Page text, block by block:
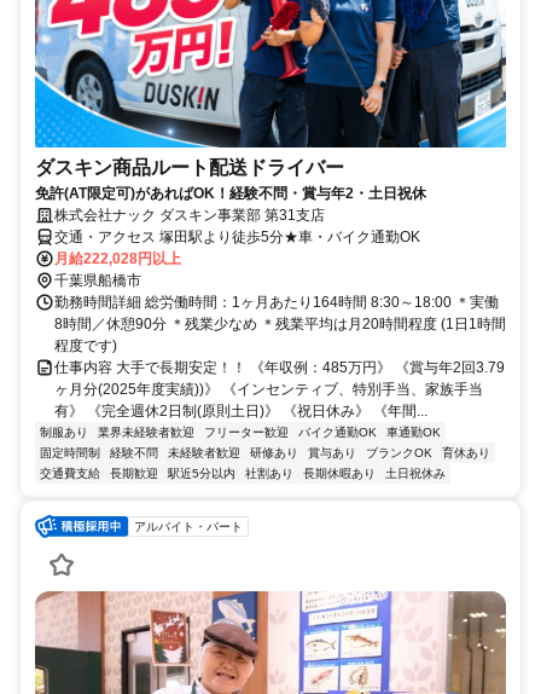
ダスキン商品ルート配送ドライバー
免許(AT限定可)があればOK！経験不問・賞与年2・土日祝休
株式会社ナック ダスキン事業部 第31支店
交通・アクセス 塚田駅より徒歩5分★車・バイク通勤OK
月給222,028円以上
千葉県船橋市
勤務時間詳細 総労働時間：1ヶ月あたり164時間 8:30～18:00 ＊実働
8時間／休憩90分 ＊残業少なめ ＊残業平均は月20時間程度 (1日1時間
程度です)
仕事内容 大手で長期安定！！ 《年収例：485万円》 《賞与年2回3.79
ヶ月分(2025年度実績))》 《インセンティブ、特別手当、家族手当
有》 《完全週休2日制(原則土日)》 《祝日休み》 《年間...
制服あり 業界未経験者歓迎 フリーター歓迎 バイク通勤OK
車通勤OK
固定時間制
経験不問 未経験者歓迎 研修あり 賞与あり ブランクOK
育休あり
交通費支給
長期歓迎 駅近5分以内 社割あり 長期休暇あり 土日祝休み
アルバイト・パート